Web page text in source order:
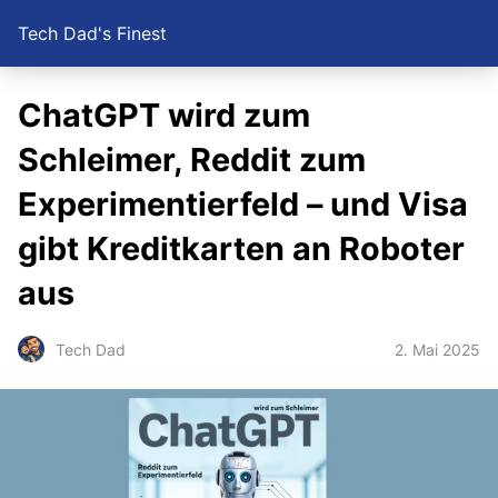
Tech Dad's Finest
ChatGPT wird zum
Schleimer, Reddit zum
Experimentierfeld – und Visa
gibt Kreditkarten an Roboter
aus
Tech Dad 2. Mai 2025